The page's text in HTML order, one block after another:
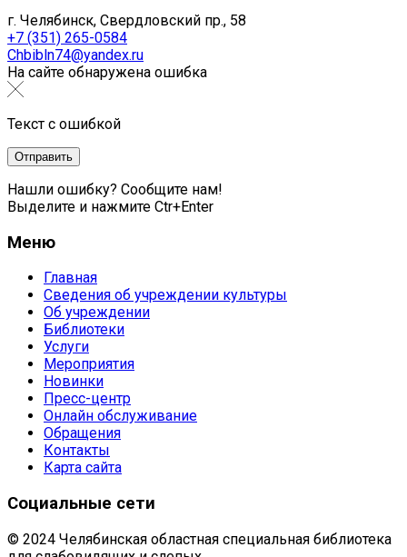
г. Челябинск, Свердловский пр., 58
+7 (351) 265-0584
Chbibln74@yandex.ru
На сайте обнаружена ошибка
Текст с ошибкой
Нашли ошибку? Сообщите нам!
Выделите и нажмите Ctr+Enter
Меню
Главная
Сведения об учреждении культуры
Об учреждении
Библиотеки
Услуги
Мероприятия
Новинки
Пресс-центр
Онлайн обслуживание
Обращения
Контакты
Карта сайта
Социальные сети
© 2024 Челябинская областная специальная библиотека